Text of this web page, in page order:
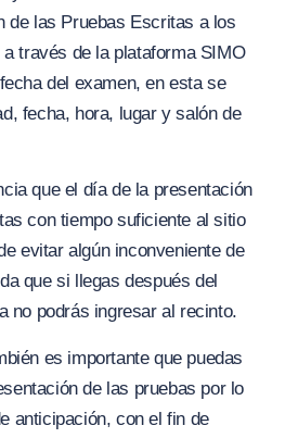
de las Pruebas Escritas a los
través de la plataforma SIMO
del examen, en esta se
fecha, hora, lugar y salón de
que el día de la presentación
con tiempo suficiente al sitio
evitar algún inconveniente de
que si llegas después del
no podrás ingresar al recinto.
es importante que puedas
de las pruebas por lo
anticipación, con el fin de